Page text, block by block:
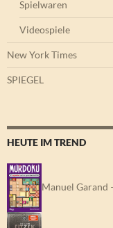
Spielwaren
Videospiele
New York Times
SPIEGEL
HEUTE IM TREND
Manuel Garand